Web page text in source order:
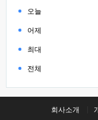
오늘
어제
최대
전체
회사소개